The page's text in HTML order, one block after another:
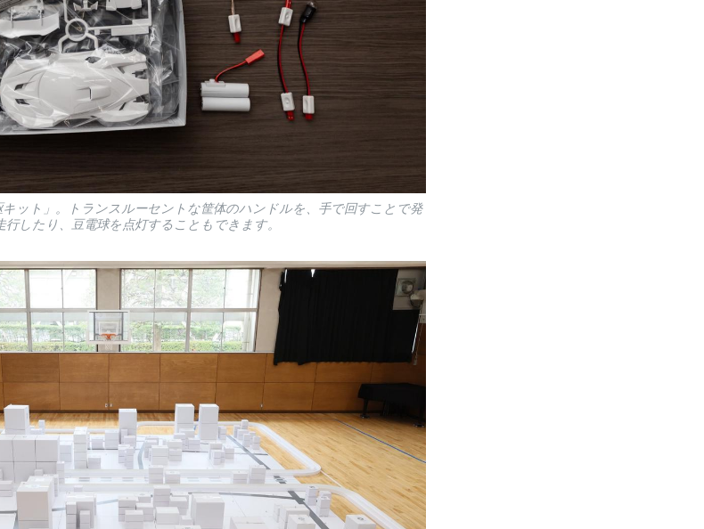
ット」。トランスルーセントな筐体のハンドルを、手で回すことで発
したり、豆電球を点灯することもできます。